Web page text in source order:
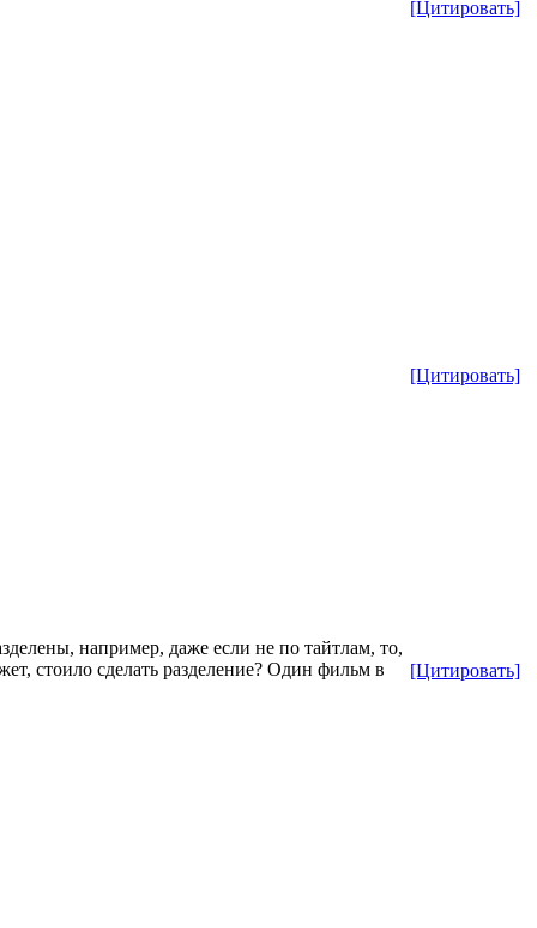
[Цитировать]
[Цитировать]
[Цитировать]
например, даже если не по тайтлам, то,
стоило сделать разделение? Один фильм в